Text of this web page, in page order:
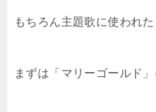
もちろん主題歌に使われ
まずは「マリーゴールド」